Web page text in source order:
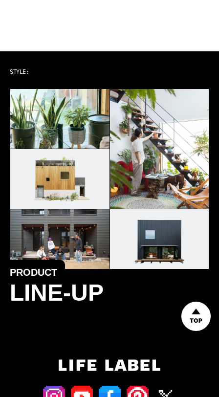
STYLE:
PRODUCT
LINE-UP
TOP